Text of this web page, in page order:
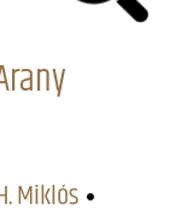
Miklós